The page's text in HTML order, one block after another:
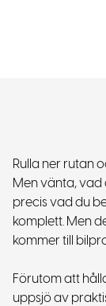
Rulla ner rutan
Men vänta, vad
precis vad du
komplett. Men
kommer till
Förutom att
uppsjö av